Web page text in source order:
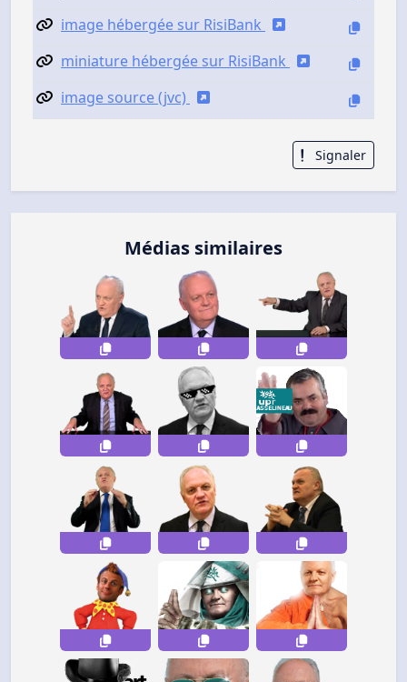
image hébergée sur RisiBank
miniature hébergée sur RisiBank
image source (jvc)
Signaler
Médias similaires